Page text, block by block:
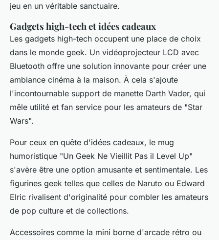
jeu en un véritable sanctuaire.
Gadgets high-tech et idées cadeaux
Les gadgets high-tech occupent une place de choix
dans le monde geek. Un vidéoprojecteur LCD avec
Bluetooth offre une solution innovante pour créer une
ambiance cinéma à la maison. À cela s'ajoute
l'incontournable support de manette Darth Vader, qui
mêle utilité et fan service pour les amateurs de "Star
Wars".
Pour ceux en quête d'idées cadeaux, le mug
humoristique "Un Geek Ne Vieillit Pas il Level Up"
s'avère être une option amusante et sentimentale. Les
figurines geek telles que celles de Naruto ou Edward
Elric rivalisent d'originalité pour combler les amateurs
de pop culture et de collections.
Accessoires comme la mini borne d'arcade rétro ou